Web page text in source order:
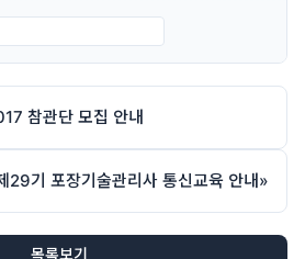
참관단 모집 안내
29기 포장기술관리사 통신교육 안내 »
목록보기